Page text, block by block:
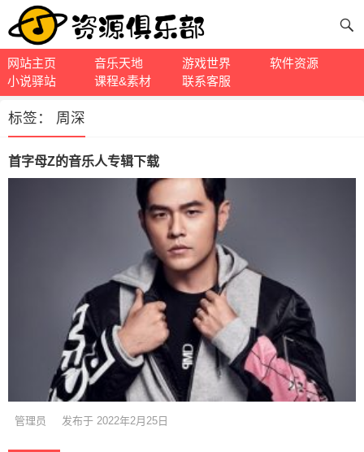
网站主页 音乐天地 游戏世界
软件资源
小说驿站
课程&素材 联系客服
标签： 周深
首字母Z的音乐人专辑下载
管理员 发布于 2022年2月25日